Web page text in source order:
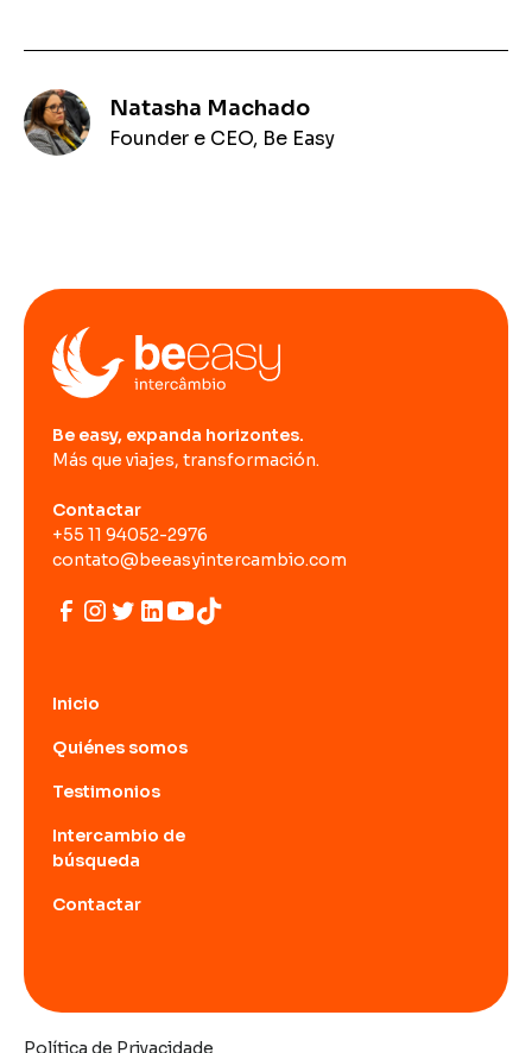
Natasha Machado
Founder e CEO, Be Easy
Be easy, expanda horizontes.
Más que viajes, transformación.
Contactar
+55 11 94052-2976
contato@beeasyintercambio.com
Inicio
Quiénes somos
Testimonios
Intercambio de
búsqueda
Contactar
Política de Privacidade